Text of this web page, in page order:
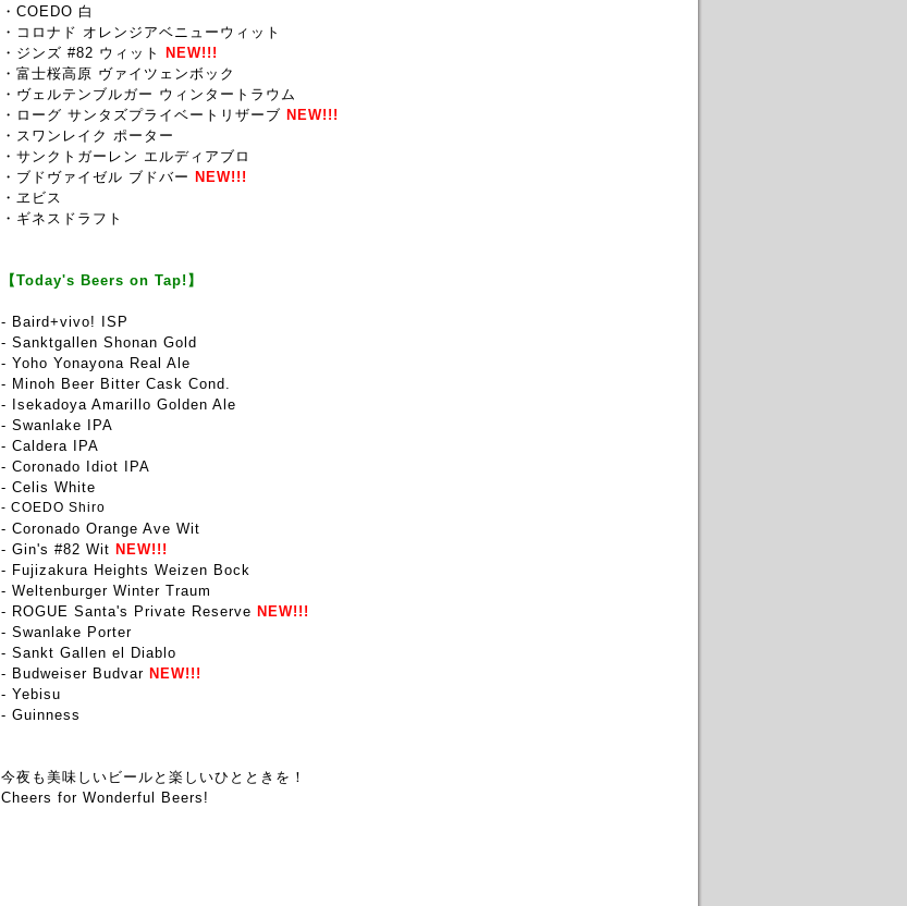
・COEDO 白
・コロナド オレンジアベニューウィット
・ジンズ #82 ウィット
NEW!!!
・富士桜高原 ヴァイツェンボック
・ ヴェルテンブルガー ウィンタートラウム
・ローグ サンタズプライベートリザーブ NEW!!!
・スワンレイク ポーター
・サンクトガーレン エルディアブロ
・ ブドヴァイゼル ブドバー NEW!!!
・ヱビス
・ギネスドラフト
【Today's Beers on Tap!】
- Baird+vivo! ISP
- Sanktgallen Shonan Gold
- Yoho Yonayona Real Ale
- Minoh Beer Bitter Cask Cond.
- Isekadoya Amarillo Golden Ale
- Swanlake IPA
- Caldera IPA
- Coronado Idiot IPA
- Celis White
- COEDO Shiro
- Coronado Orange Ave Wit
- Gin's #82 Wit NEW!!!
- Fujizakura Heights Weizen Bock
- Weltenburger Winter Traum
- ROGUE Santa's Private Reserve NEW!!!
- Swanlake Porter
- Sankt Gallen el Diablo
- Budweiser Budvar NEW!!!
- Yebisu
- Guinness
今夜も美味しいビールと楽しいひとときを！
Cheers for Wonderful Beers!